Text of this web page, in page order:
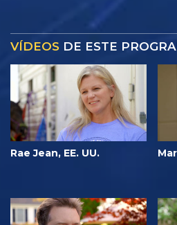
VÍDEOS DE ESTE
Rae Jean, EE. UU.